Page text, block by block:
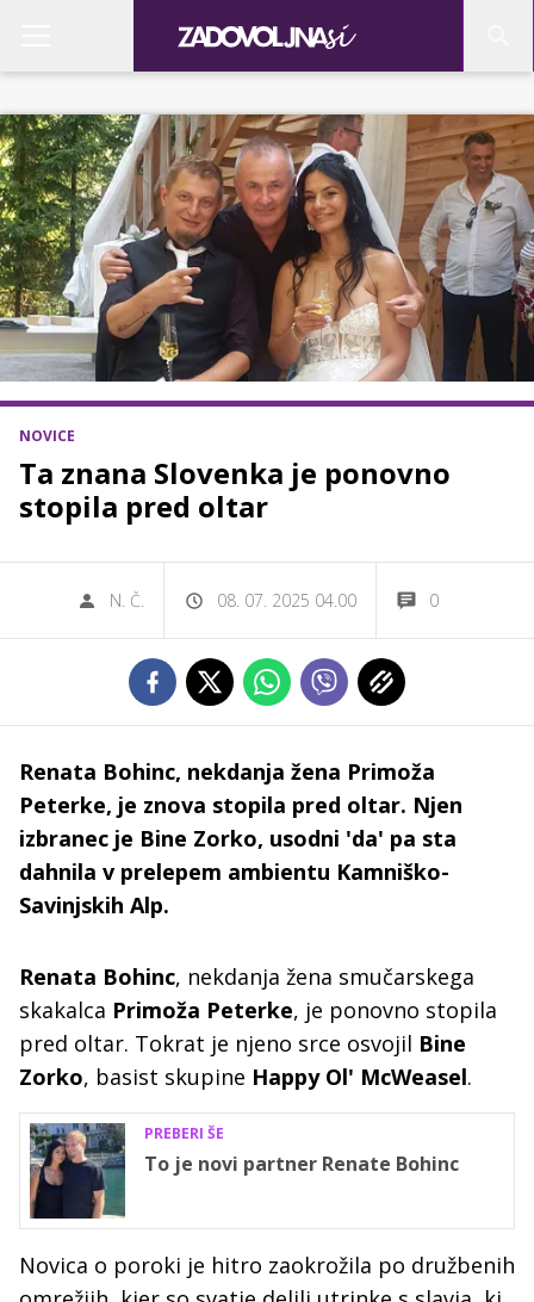
NOVICE
Ta znana Slovenka je ponovno
stopila pred oltar
N. Č. 08. 07. 2025 04.00 0
Renata Bohinc, nekdanja žena Primoža
Peterke, je znova stopila pred oltar. Njen
izbranec je Bine Zorko, usodni 'da' pa sta
dahnila v prelepem ambientu Kamniško-
Savinjskih Alp.
Renata Bohinc, nekdanja žena smučarskega
skakalca Primoža Peterke, je ponovno stopila
pred oltar. Tokrat je njeno srce osvojil Bine
Zorko, basist skupine Happy Ol' McWeasel.
PREBERI ŠE
To je novi partner Renate Bohinc
Novica o poroki je hitro zaokrožila po družbenih